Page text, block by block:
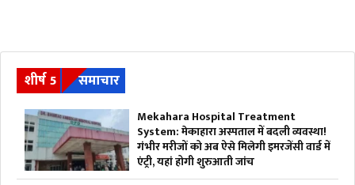
शीर्ष 5 समाचार
Mekahara Hospital Treatment
System: मेकाहारा अस्पताल में बदली व्यवस्था!
गंभीर मरीजों को अब ऐसे मिलेगी इमरजेंसी वार्ड में
एंट्री, यहां होगी शुरुआती जांच